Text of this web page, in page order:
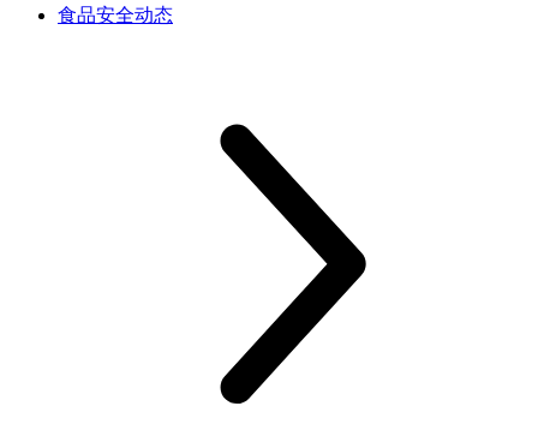
食品安全动态